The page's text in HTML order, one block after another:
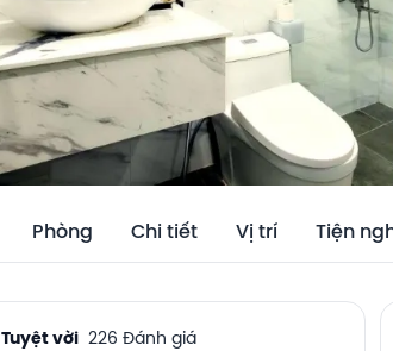
Phòng Chi tiết Vị trí Tiện
Tuyệt vời 226 Đánh giá